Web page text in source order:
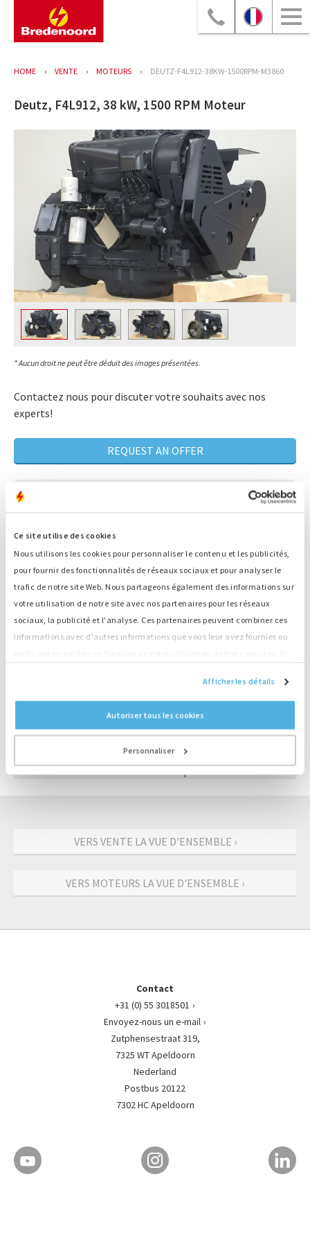
Ce site utilise des cookies
Nous utilisons les cookies pour personnaliser le contenu et les publicités,
pour fournir des fonctionnalités de réseaux sociaux et pour analyser le
trafic de notre site Web. Nous partageons également des informations sur
votre utilisation de notre site avec nos partenaires pour les réseaux
sociaux, la publicité et l'analyse. Ces partenaires peuvent combiner ces
informations avec d'autres informations que vous leur avez fournies ou
Afficher les détails
Autoriser tous les cookies
Personnaliser
HOME VENTE MOTEURS DEUTZ-F4L912-38KW-1500RPM-M3860
Deutz, F4L912, 38 kW, 1500 RPM Moteur
* Aucun droit ne peut être déduit des images présentées.
Contactez nous pour discuter votre souhaits avec nos
experts!
REQUEST AN OFFER
Plus de 80 ans d'expérience de la maintenance
Un expert qui recherche LA solution qui
Disponibilité 24/7
Grand stock, livraison directe
Numéro
M3860
Deutz
Type
F4L912
38 kW
Vitesse
1500 rpm
VERS VENTE LA VUE D'ENSEMBLE ›
VERS MOTEURS LA VUE D'ENSEMBLE ›
Contact
+31 (0) 55 3018501
Envoyez-nous un e-mail
Zutphensestraat 319,
7325 WT Apeldoorn
Nederland
Postbus 20122
7302 HC Apeldoorn